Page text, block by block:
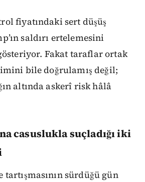
fiyatındaki sert düşüş
saldırı ertelemesini
Fakat taraflar ortak
bile doğrulamış değil;
altında askerî risk hâlâ
casuslukla suçladığı iki
sürdüğü gün